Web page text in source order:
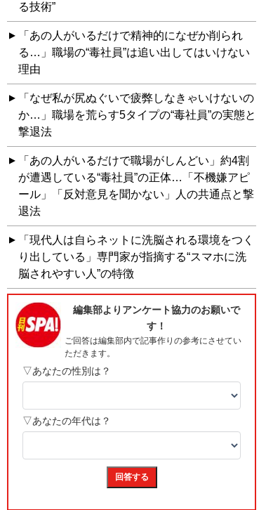
る技術”
「あの人がいるだけで精神的になぜか削られ
る…」職場の“毒社員”は追い出してはいけない
理由
「なぜ私が尻ぬぐいで疲弊しなきゃいけないの
か…」職場を荒らす5タイプの“毒社員”の実態と
撃退法
「あの人がいるだけで職場がしんどい」約4割
が遭遇している“毒社員”の正体…「不機嫌アピ
ール」「反対意見を聞かない」人の共通点と撃
退法
「現代人は自らネットに洗脳される環境をつく
り出している」専門家が指摘する“スマホに洗
脳されやすい人”の特徴